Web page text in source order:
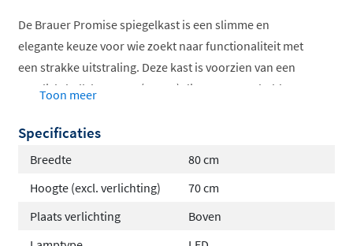
De Brauer Promise spiegelkast is een slimme en
elegante keuze voor wie zoekt naar functionaliteit met
een strakke uitstraling. Deze kast is voorzien van een
LED-lichtbalk bovenop (4000K) die zorgt voor helder,
Slim ingericht voor dagelijks gemak
Enkelzijdige spiegeldeur met spiegel aan de
Geïntegreerd stopcontact met schakelaar, ideaal
Toon meer
Specificaties
Breedte
80 cm
Hoogte (excl. verlichting)
70 cm
Plaats verlichting
Boven